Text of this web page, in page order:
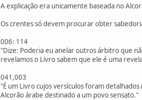
A explicação era unicamente baseada no
Os crentes só devem procurar obter
006: 114
"Dize: Poderia eu anelar outros árbitro que
revelamos o Livro sabem que ele é uma
041,003
"É um Livro cujos versículos foram detalhados
Alcorão árabe destinado a um povo sensato."